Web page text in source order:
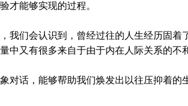
才能够实现的过程。
我们会认识到，曾经过往的人生经历固
中又有很多来自于由于内在人际关系的
对话，能够帮助我们焕发出以往压抑着